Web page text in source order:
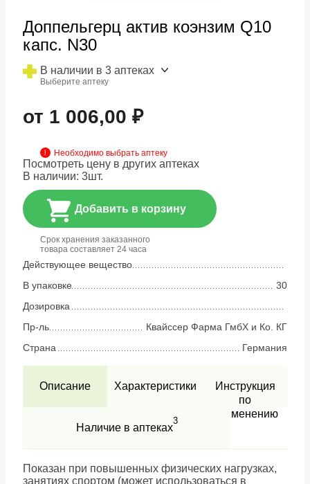
Доппельгерц актив коэнзим Q10
капс. N30
В наличии в 3 аптеках
Выберите аптеку
от 1 006,00 ₽
Необходимо выбрать аптеку
Посмотреть цену в других аптеках
В наличии: 3шт.
Добавить в корзину
Срок хранения заказанного
товара составляет 24 часа
Действующее вещество
В упаковке
30
Дозировка
Пр-ль
Квайссер Фарма ГмбХ и Ко. КГ
Страна
Германия
Описание Характеристики
Инструкция
по
применению
Наличие в аптеках
3
Показан при повышенных физических нагрузках,
занятиях спортом (может использоваться в